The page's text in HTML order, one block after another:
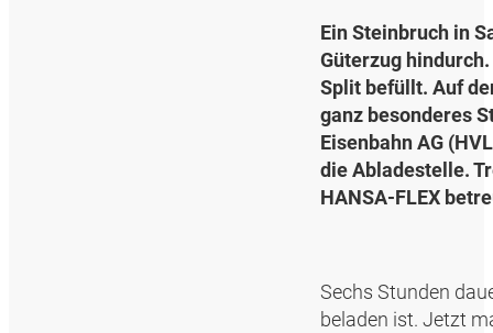
Ein Steinbruch in
Güterzug
Split befüllt. Auf
ganz besonderes
Eisenbahn AG
die Abladestelle.
HANSA‑FLEX
Sechs Stunden
beladen ist. Jetzt